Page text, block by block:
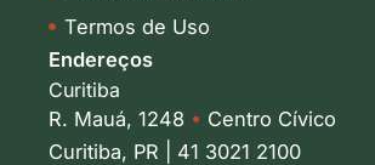
Termos de Uso
Endereços
Curitiba
R. Mauá, 1248 • Centro Cívico
Curitiba, PR | 41 3021 2100